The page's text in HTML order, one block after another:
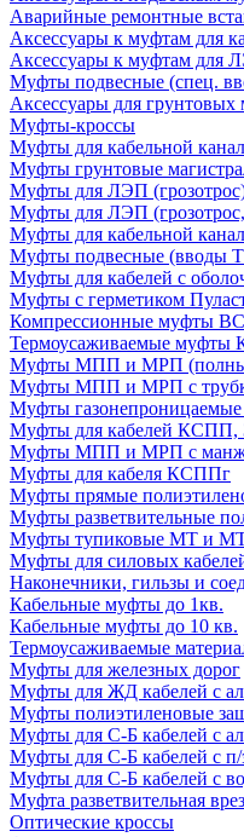
Аварийные ремонтные
Аксессуары к муфтам для
Аксессуары к муфтам для
Муфты подвесные (спец.
Аксессуары для грунтовых
Муфты-кроссы
Муфты для кабельной
Муфты грунтовые
Муфты для ЛЭП
Муфты для ЛЭП (грозотрос,
Муфты для кабельной
Муфты подвесные (вводы
Муфты для кабелей с
Муфты с герметиком
Компрессионные муфты
Термоусаживаемые
Муфты МПП и МРП
Муфты МПП и МРП с
Муфты
Муфты для кабелей
Муфты МПП и МРП с
Муфты для кабеля КСППг
Муфты прямые
Муфты разветвительные
Муфты тупиковые МТ и
Муфты для силовых
Наконечники, гильзы и
Кабельные муфты до 1кв.
Кабельные муфты до 10 кв.
Термоусаживаемые
Муфты для железных дорог
Муфты для ЖД кабелей с
Муфты полиэтиленовые
Муфты для С-Б кабелей с
Муфты для С-Б кабелей с п/
Муфты для С-Б кабелей с
Муфта разветвительная
Оптические кроссы